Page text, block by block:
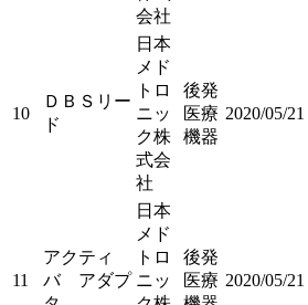
会社
10
ＤＢＳリー
ド
日本
メド
トロ
ニッ
ク株
式会
社
後発
医療
機器
2020/05/21
11
アクティ
バ アダプ
日本
メド
トロ
ニッ
後発
医療 2020/05/21